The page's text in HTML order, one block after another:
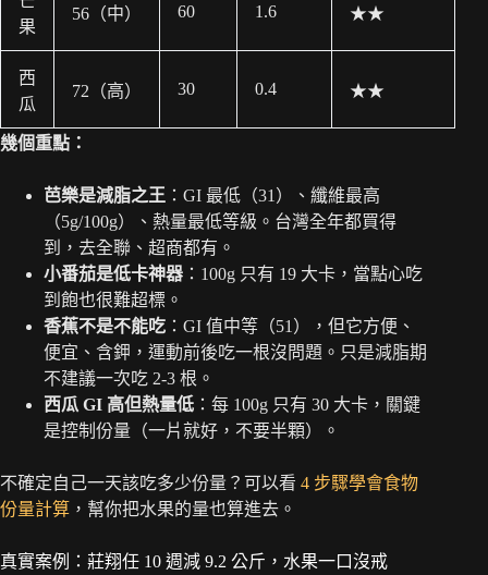
果
56（中） 60 1.6 ★★
西
瓜
72（高） 30 0.4 ★★
幾個重點：
芭樂是減脂之王 ：GI 最低（31）、纖維最高
（5g/100g）、熱量最低等級。台灣全年都買得
到，去全聯、超商都有。
小番茄是低卡神器 ：100g 只有 19 大卡，當點心吃
到飽也很難超標。
香蕉不是不能吃 ：GI 值中等（51），但它方便、
便宜、含鉀，運動前後吃一根沒問題。只是減脂期
不建議一次吃 2-3 根。
西瓜 GI 高但熱量低 ：每 100g 只有 30 大卡，關鍵
是控制份量（一片就好，不要半顆）。
不確定自己一天該吃多少份量？可以看 4 步驟學會食物
份量計算 ，幫你把水果的量也算進去。
真實案例：莊翔任 10 週減 9.2 公斤，水果一口沒戒